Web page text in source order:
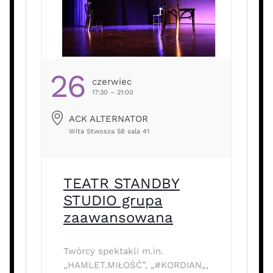
26 Czerwiec
17:30 – 21:00
ACK ALTERNATOR
Wita Stwosza 58 sala 41
TEATR STANDBY
STUDIO grupa
zaawansowana
Twórcy spektakli m.in.
„HAMLET.MIŁOŚĆ”, „#KORDIAN„,